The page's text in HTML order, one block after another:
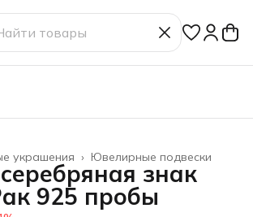
Ювелирные подвески
украшения ›
знак
925 пробы